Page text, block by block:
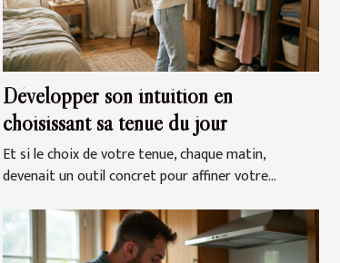
Développer son intuition en
choisissant sa tenue du jour
Et si le choix de votre tenue, chaque matin,
devenait un outil concret pour affiner votre...